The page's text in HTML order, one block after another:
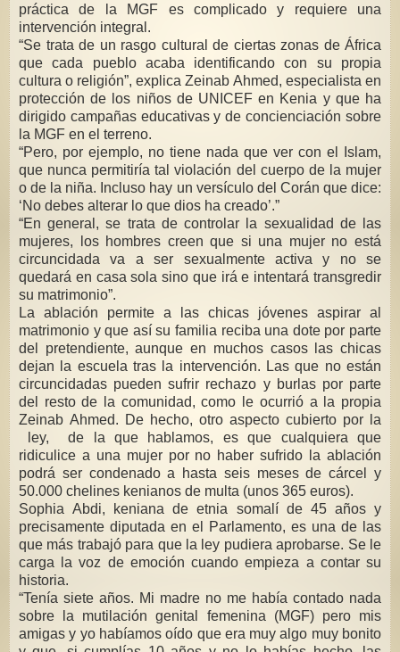
práctica de la MGF es complicado y requiere una
intervención integral.
“Se trata de un rasgo cultural de ciertas zonas de África
que cada pueblo acaba identificando con su propia
cultura o religión”, explica Zeinab Ahmed, especialista en
protección de los niños de UNICEF en Kenia y que ha
dirigido campañas educativas y de concienciación sobre
la MGF en el terreno.
“Pero, por ejemplo, no tiene nada que ver con el Islam,
que nunca permitiría tal violación del cuerpo de la mujer
o de la niña. Incluso hay un versículo del Corán que dice:
‘No debes alterar lo que dios ha creado’.”
“En general, se trata de controlar la sexualidad de las
mujeres, los hombres creen que si una mujer no está
circuncidada va a ser sexualmente activa y no se
quedará en casa sola sino que irá e intentará transgredir
su matrimonio”.
La ablación permite a las chicas jóvenes aspirar al
matrimonio y que así su familia reciba una dote por parte
del pretendiente, aunque en muchos casos las chicas
dejan la escuela tras la intervención. Las que no están
circuncidadas pueden sufrir rechazo y burlas por parte
del resto de la comunidad, como le ocurrió a la propia
Zeinab Ahmed. De hecho, otro aspecto cubierto por la
ley, de la que hablamos, es que cualquiera que
ridiculice a una mujer por no haber sufrido la ablación
podrá ser condenado a hasta seis meses de cárcel y
50.000 chelines kenianos de multa (unos 365 euros).
Sophia Abdi, keniana de etnia somalí de 45 años y
precisamente diputada en el Parlamento, es una de las
que más trabajó para que la ley pudiera aprobarse. Se le
carga la voz de emoción cuando empieza a contar su
historia.
“Tenía siete años. Mi madre no me había contado nada
sobre la mutilación genital femenina (MGF) pero mis
amigas y yo habíamos oído que era muy algo muy bonito